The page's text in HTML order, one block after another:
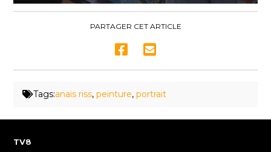
PARTAGER CET ARTICLE
Tags:anais riss,peinture,portrait
TV8